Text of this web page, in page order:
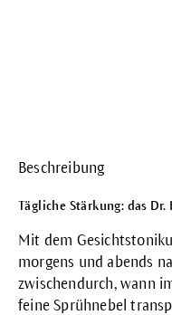
Beschreibung
Tägliche Stärkung: das
Mit dem
morgens und abends
zwischendurch, wann
feine Sprühnebel